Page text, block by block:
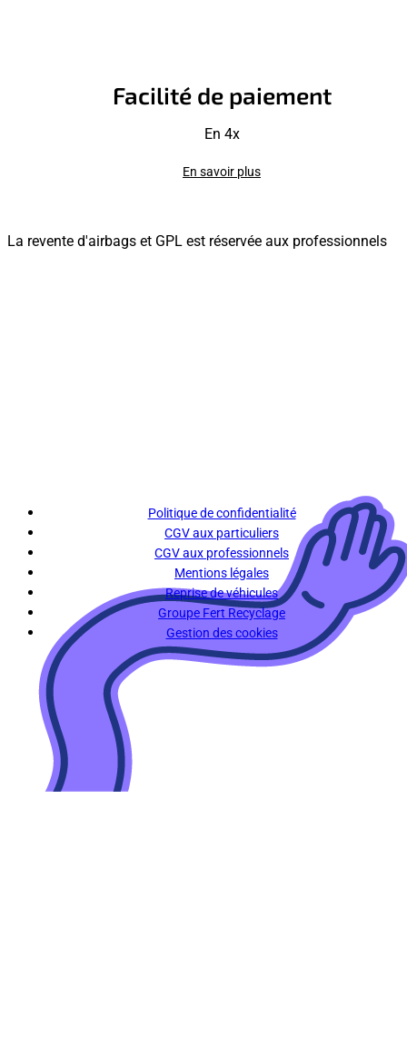
Facilité de paiement
En 4x
En savoir plus
La revente d'airbags et GPL est réservée aux professionnels
Politique de confidentialité
CGV aux particuliers
CGV aux professionnels
Mentions légales
Reprise de véhicules
Groupe Fert Recyclage
Gestion des cookies